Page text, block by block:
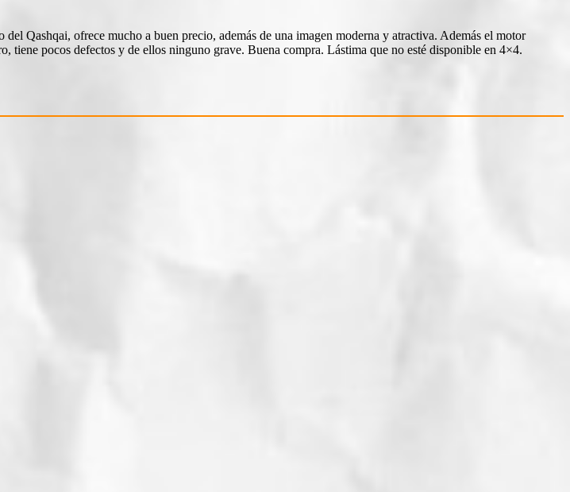
Qashqai, ofrece mucho a buen precio, además de una imagen moderna y atractiva. Además el motor
pocos defectos y de ellos ninguno grave. Buena compra. Lástima que no esté disponible en 4×4.